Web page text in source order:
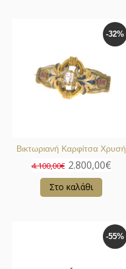
-32%
Βικτωριανή Καρφίτσα Χρυσή
4.100,00€ 2.800,00€
Στο καλάθι
-55%